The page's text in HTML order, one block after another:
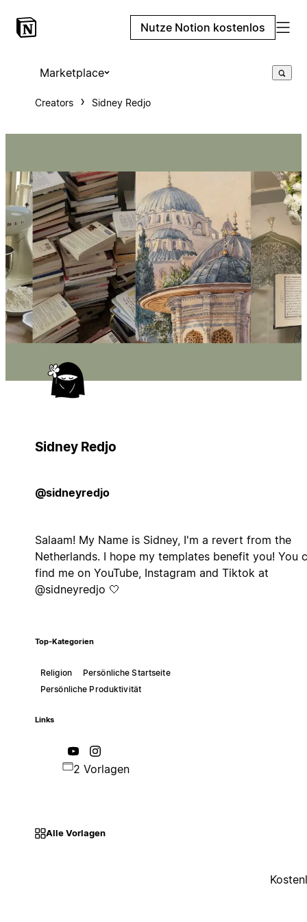
Nutze Notion kostenlos
Marketplace
Creators Sidney Redjo
Sidney Redjo
@sidneyredjo
Salaam! My Name is Sidney, I'm a revert from the
Netherlands. I hope my templates benefit you! You
find me on YouTube, Instagram and Tiktok at
@sidneyredjo 🤍
Top-Kategorien
Religion
Persönliche Startseite
Persönliche Produktivität
Links
2 Vorlagen
Alle Vorlagen